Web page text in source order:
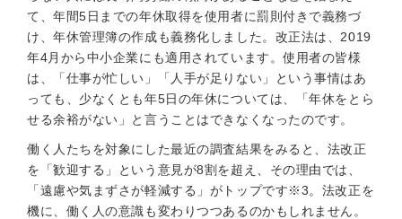
て、年間5日までの年休取得を使用者に罰則付きで義務づ
け、年休管理簿の作成も義務化しました。改正法は、2019
年4月から中小企業にも適用されています。使用者の皆様
は、「仕事が忙しい」「人手が足りない」という事情はあ
っても、少なくとも年5日の年休については、「年休をとら
せる余裕がない」と言うことはできなくなったのです。
働く人たちを対象にした最近の調査結果をみると、法改正
を「歓迎する」という意見が8割を超え、その理由では、
「遠慮や気まずさが軽減する」がトップです※3。法改正を
機に、働く人の意識も変わりつつあるのかもしれません。